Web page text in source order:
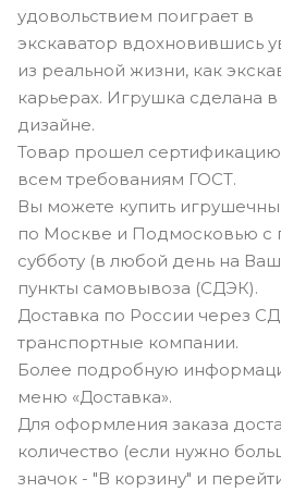
удовольствием поиграет в
экскаватор вдохновившись
из реальной жизни, как
карьерах. Игрушка сделана
дизайне.
Товар прошел сертификацию
всем требованиям ГОСТ.
Вы можете купить
по Москве и Подмосковью с
субботу (в любой день на
пункты самовывоза (СДЭК).
Доставка по России через
транспортные компании.
Более подробную
меню «Доставка».
Для оформления заказа
количество (если нужно
значок - "В корзину" и